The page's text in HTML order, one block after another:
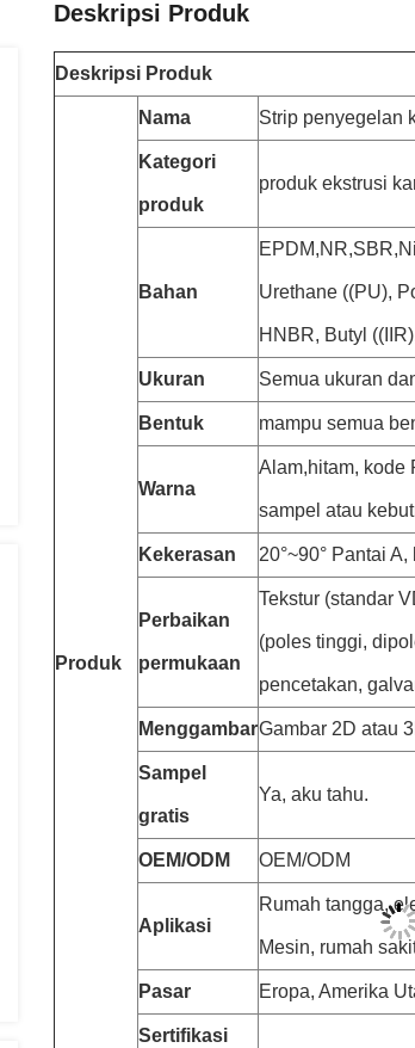
Deskripsi Produk
Deskripsi Produk
Produk
Nama Strip penyegelan
Kategori
produk
produk ekstrusi
Bahan Urethane ((PU),
HNBR, Butyl
Ukuran Semua ukuran
Bentuk mampu semua
Warna
Alam,hitam, kode
sampel atau
Kekerasan 20°~90° Pantai
Perbaikan
permukaan
Tekstur (standar
(poles tinggi,
pencetakan,
MenggambarGambar 2D atau
Sampel
gratis
Ya, aku tahu.
OEM/ODM OEM/ODM
Aplikasi
Rumah tangga,
Mesin, rumah
Pasar Eropa, Amerika
Sertifikasi